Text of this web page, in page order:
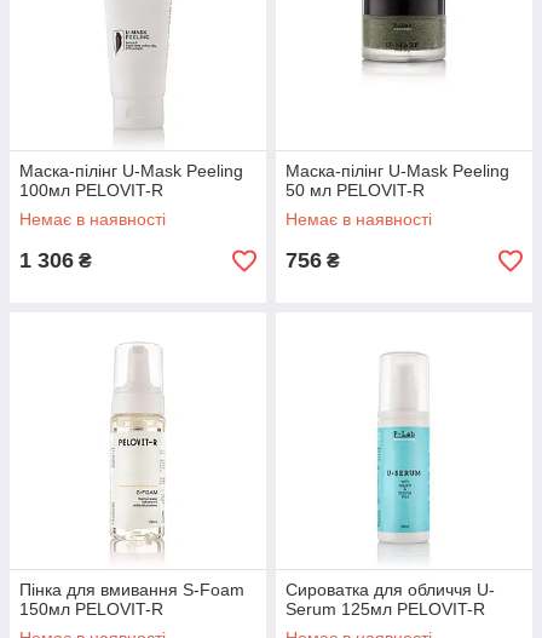
Маска-пілінг U-Mask Peeling
100мл PELOVIT-R
Немає в наявності
1 306 ₴
Маска-пілінг U-Mask Peeling
50 мл PELOVIT-R
Немає в наявності
756 ₴
Пінка для вмивання S-Foam
150мл PELOVIT-R
Сироватка для обличчя U-
Serum 125мл PELOVIT-R